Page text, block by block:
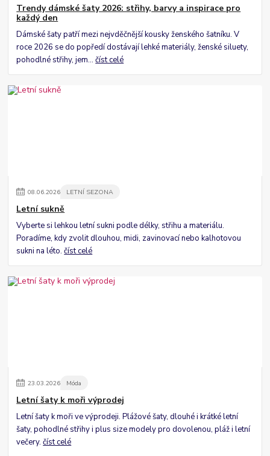
Trendy dámské šaty 2026: střihy, barvy a inspirace pro
každý den
Dámské šaty patří mezi nejvděčnější kousky ženského šatníku. V
roce 2026 se do popředí dostávají lehké materiály, ženské siluety,
pohodlné střihy, jem...číst celé
08.06.2026 LETNÍ SEZONA
Letní sukně
Vyberte si lehkou letní sukni podle délky, střihu a materiálu.
Poradíme, kdy zvolit dlouhou, midi, zavinovací nebo kalhotovou
sukni na léto.číst celé
23.03.2026 Móda
Letní šaty k moři výprodej
Letní šaty k moři ve výprodeji. Plážové šaty, dlouhé i krátké letní
šaty, pohodlné střihy i plus size modely pro dovolenou, pláž i letní
večery.číst celé